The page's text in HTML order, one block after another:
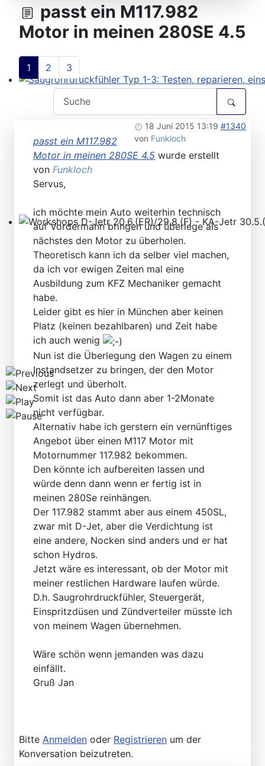
Saugrohrdruckfühler Typ 1-3: Testen, reparieren,
Workshops D-Jetr 20.6.(ER)/29.8.(F) - KA-Jetr
passt ein M117.982
Motor in meinen 280SE 4.5
1 2 3
18 Juni 2015 13:19 #1340
von Funkloch
passt ein M117.982
Motor in meinen 280SE 4.5 wurde erstellt
von Funkloch
Servus,
ich möchte mein Auto weiterhin technisch
auf Vordermann bringen und überlege als
nächstes den Motor zu überholen.
Theoretisch kann ich da selber viel machen,
da ich vor ewigen Zeiten mal eine
Ausbildung zum KFZ Mechaniker gemacht
habe.
Leider gibt es hier in München aber keinen
Platz (keinen bezahlbaren) und Zeit habe
ich auch wenig
Nun ist die Überlegung den Wagen zu einem
Instandsetzer zu bringen, der den Motor
zerlegt und überholt.
Somit ist das Auto dann aber 1-2Monate
nicht verfügbar.
Alternativ habe ich gerstern ein vernünftiges
Angebot über einen M117 Motor mit
Motornummer 117.982 bekommen.
Den könnte ich aufbereiten lassen und
würde denn dann wenn er fertig ist in
meinen 280Se reinhängen.
Der 117.982 stammt aber aus einem 450SL,
zwar mit D-Jet, aber die Verdichtung ist
eine andere, Nocken sind anders und er hat
schon Hydros.
Jetzt wäre es interessant, ob der Motor mit
meiner restlichen Hardware laufen würde.
D.h. Saugrohrdruckfühler, Steuergerät,
Einspritzdüsen und Zündverteiler müsste ich
von meinem Wagen übernehmen.
Wäre schön wenn jemanden was dazu
einfällt.
Gruß Jan
Bitte Anmelden oder Registrieren um der
Konversation beizutreten.